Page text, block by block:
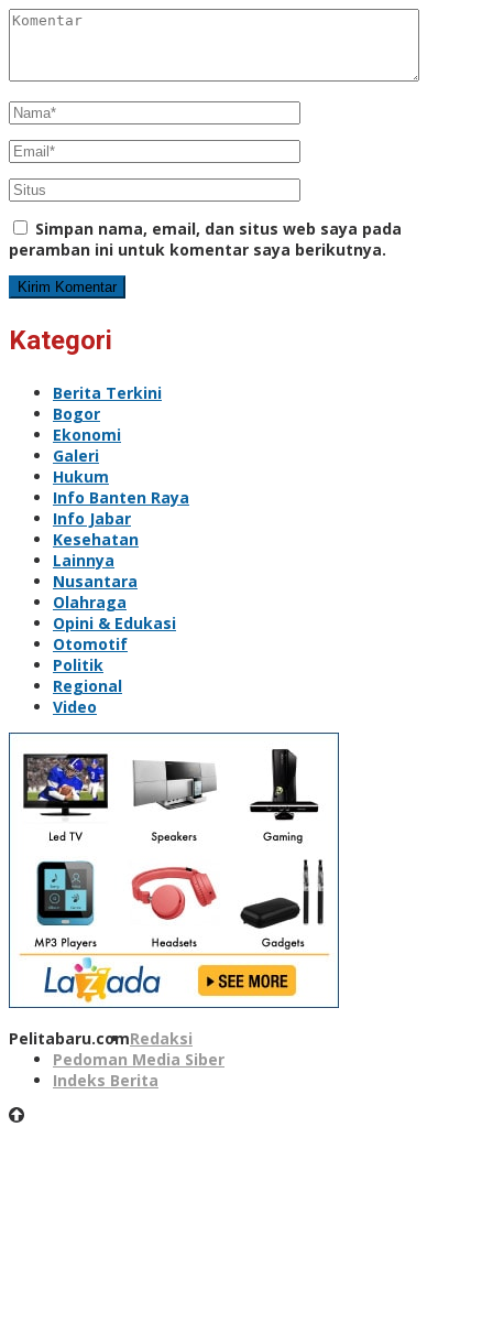
Simpan nama, email, dan situs web saya pada
peramban ini untuk komentar saya berikutnya.
Kategori
Berita Terkini
Bogor
Ekonomi
Galeri
Hukum
Info Banten Raya
Info Jabar
Kesehatan
Lainnya
Nusantara
Olahraga
Opini & Edukasi
Otomotif
Politik
Regional
Video
Pelitabaru.comRedaksi
Pedoman Media Siber
Indeks Berita